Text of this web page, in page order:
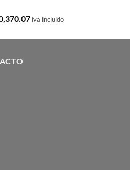
$29,103.19.
Rango
precios:
iva incluido